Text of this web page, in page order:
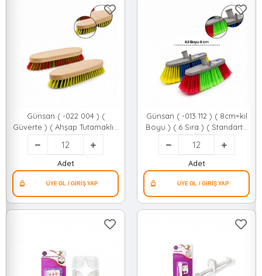
Günsan ( -022 004 ) (
Güverte ) ( Ahşap Tutamaklı )
( Sert ) Temizlik ( Halı ) Fırçası
( Kıl Boyu=2.7cm &
Tutamak=26.5cm )*12=k
Adet
Günsan ( -013 112 ) ( 8cm=kıl
Boyu ) ( 6 Sıra ) ( Standart )
Oto Yıkama Fırçası (yumuşak
Doku) (oto & Cam & Islak
Zemin)*12=k
Adet